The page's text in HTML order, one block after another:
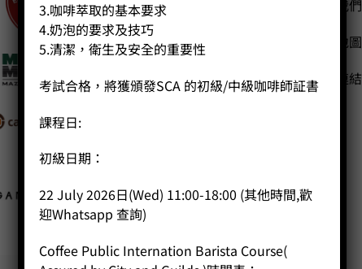
主頁
關於我們
導師簡介
商店（產品）
聯絡我們
網站地圖
友站連結
3.咖啡萃取的基本要求
4.奶泡的要求及技巧
5.清潔，衛生及安全的重要性
考試合格，將獲頒發SCA 的初級/中級咖啡師証書
課程日:
初級日期：
22 July 2026日(Wed) 11:00-18:00 (其他時間,歡
迎Whatsapp 查詢)
Coffee Public Internation Barista Course(